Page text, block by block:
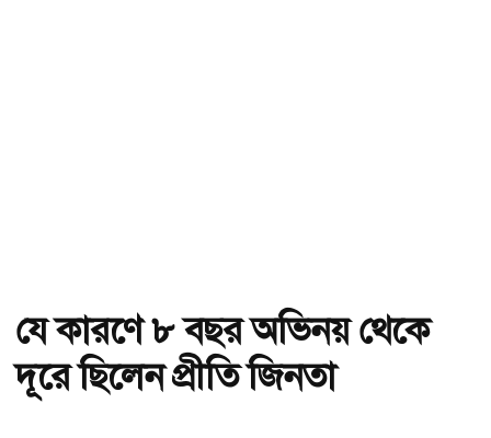
যে কারণে ৮ বছর অভিনয় থেকে
দূরে ছিলেন প্রীতি জিনতা